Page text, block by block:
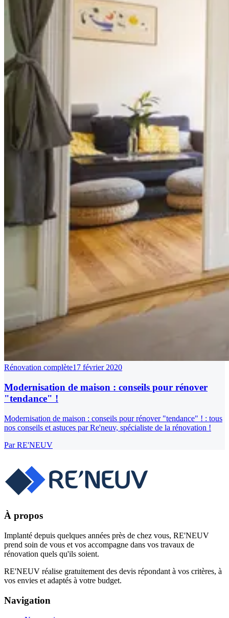
Rénovation complète17 février 2020
Modernisation de maison : conseils pour rénover
"tendance" !
Modernisation de maison : conseils pour rénover "tendance" ! : tous
nos conseils et astuces par Re'neuv, spécialiste de la rénovation !
ParRE'NEUV
À propos
Implanté depuis quelques années près de chez vous, RE'NEUV
prend soin de vous et vos accompagne dans vos travaux de
rénovation quels qu'ils soient.
RE'NEUV réalise gratuitement des devis répondant à vos critères, à
vos envies et adaptés à votre budget.
Navigation